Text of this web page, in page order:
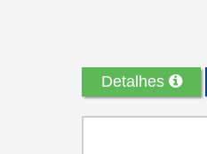
Detalhes